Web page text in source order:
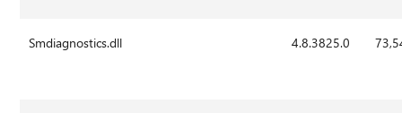
Smdiagnostics.dll 4.8.3825.0